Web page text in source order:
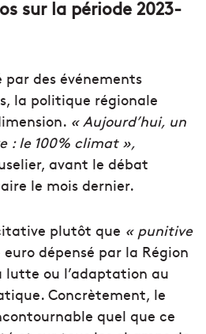
sur la période 2023-
des événements
, la politique régionale
« Aujourd’hui, un
: le 100% climat»,
avant le débat
le mois dernier.
plutôt que « punitive
dépensé par la Région
ou l’adaptation au
Concrètement, le
quel que ce